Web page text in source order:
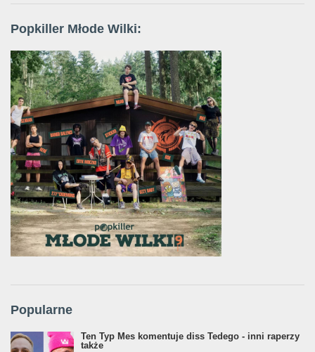
Popkiller Młode Wilki:
Popularne
Ten Typ Mes komentuje diss Tedego - inni raperzy
także